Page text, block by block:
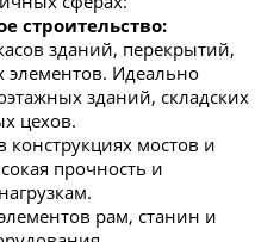
строительство:
зданий, перекрытий,
элементов. Идеально
зданий, складских
цехов.
конструкциях мостов и
прочность и
рам, станин и